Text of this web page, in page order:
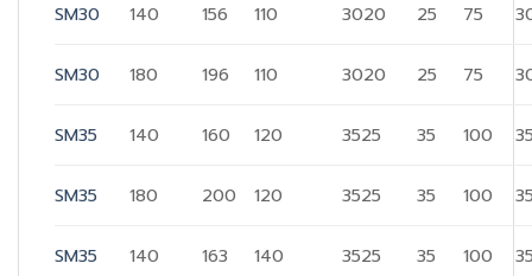
SM30 140 156 110 3020 25 75
SM30 180 196 110 3020 25 75
SM35 140 160 120 3525 35 100
SM35 180 200 120 3525 35 100
SM35 140 163 140 3525 35 100